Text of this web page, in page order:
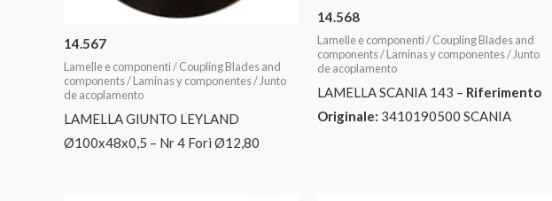
14.567
Lamelle e componenti / Coupling Blades and
components / Laminas y componentes / Junto
de acoplamento
LAMELLA GIUNTO LEYLAND
Ø100x48x0,5 – Nr 4 Fori Ø12,80
14.568
Lamelle e componenti / Coupling Blades and
components / Laminas y componentes / Junto
de acoplamento
LAMELLA SCANIA 143 – Riferimento
Originale: 3410190500 SCANIA